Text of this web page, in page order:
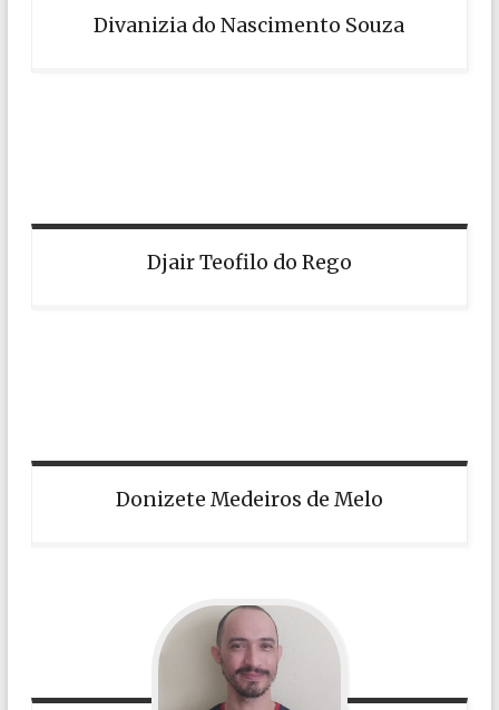
Divanizia do Nascimento Souza
Djair Teofilo do Rego
Donizete Medeiros de Melo